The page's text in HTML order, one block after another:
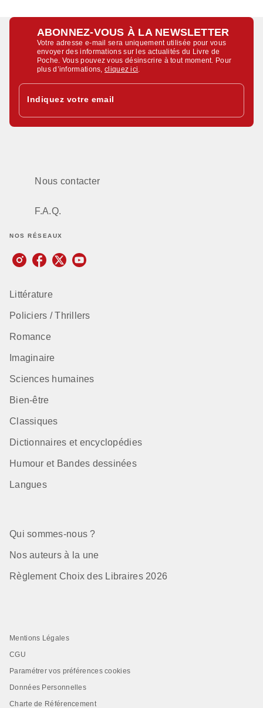
ABONNEZ-VOUS À LA NEWSLETTER
Votre adresse e-mail sera uniquement utilisée pour vous
envoyer des informations sur les actualités du Livre de
Poche. Vous pouvez vous désinscrire à tout moment. Pour
plus d’informations,cliquez ici.
Indiquez votre email
Nous contacter
F.A.Q.
NOS RÉSEAUX
Littérature
Policiers / Thrillers
Romance
Imaginaire
Sciences humaines
Bien-être
Classiques
Dictionnaires et encyclopédies
Humour et Bandes dessinées
Langues
Qui sommes-nous ?
Nos auteurs à la une
Règlement Choix des Libraires 2026
Mentions Légales
CGU
Paramétrer vos préférences cookies
Données Personnelles
Charte de Référencement